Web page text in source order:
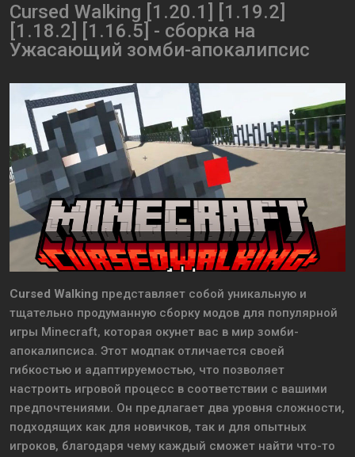
Cursed Walking [1.20.1] [1.19.2]
[1.18.2] [1.16.5] - сборка на
Ужасающий зомби-апокалипсис
Cursed Walking представляет собой уникальную и
тщательно продуманную сборку модов для популярной
игры Minecraft, которая окунет вас в мир зомби-
апокалипсиса. Этот модпак отличается своей
гибкостью и адаптируемостью, что позволяет
настроить игровой процесс в соответствии с вашими
предпочтениями. Он предлагает два уровня сложности,
подходящих как для новичков, так и для опытных
игроков, благодаря чему каждый сможет найти что-то